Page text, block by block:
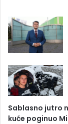
Sablasno jutro
kuće poginuo